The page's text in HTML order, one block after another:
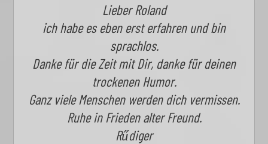
Lieber Roland
ich habe es eben erst erfahren und bin
sprachlos.
Danke für die Zeit mit Dir, danke für deinen
trockenen Humor.
Ganz viele Menschen werden dich vermissen.
Ruhe in Frieden alter Freund.
Rűdiger